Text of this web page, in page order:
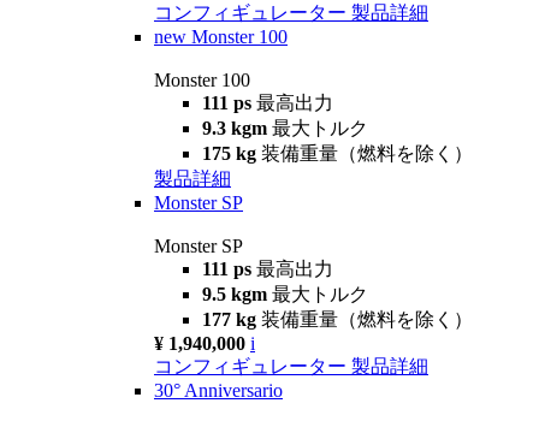
コンフィギュレーター 製品詳細
new Monster 100
Monster 100
111 ps 最高出力
9.3 kgm 最大トルク
175 kg 装備重量（燃料を除く）
製品詳細
Monster SP
Monster SP
111 ps 最高出力
9.5 kgm 最大トルク
177 kg 装備重量（燃料を除く）
¥ 1,940,000 i
コンフィギュレーター 製品詳細
30° Anniversario